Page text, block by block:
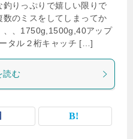
りっぷりで嬉しい限りで
のミスをしてしまってか
、、1750g,1500g,40アップ
タル２桁キャッチ […]
読む